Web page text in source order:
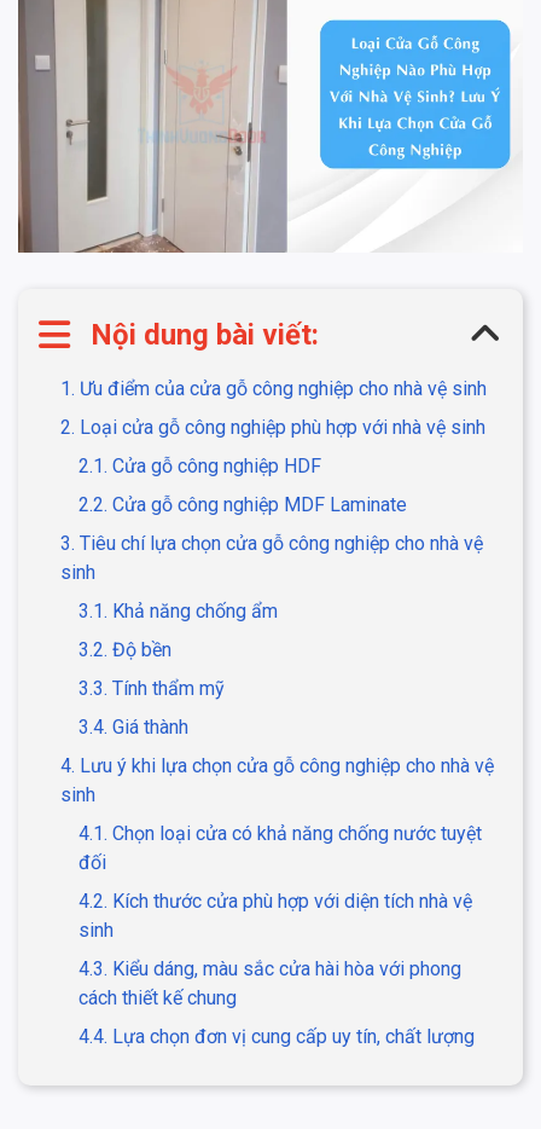
Nội dung bài viết:
1. Ưu điểm của cửa gỗ công nghiệp cho nhà vệ sinh
2. Loại cửa gỗ công nghiệp phù hợp với nhà vệ sinh
2.1. Cửa gỗ công nghiệp HDF
2.2. Cửa gỗ công nghiệp MDF Laminate
3. Tiêu chí lựa chọn cửa gỗ công nghiệp cho nhà vệ
sinh
3.1. Khả năng chống ẩm
3.2. Độ bền
3.3. Tính thẩm mỹ
3.4. Giá thành
4. Lưu ý khi lựa chọn cửa gỗ công nghiệp cho nhà vệ
sinh
4.1. Chọn loại cửa có khả năng chống nước tuyệt
đối
4.2. Kích thước cửa phù hợp với diện tích nhà vệ
sinh
4.3. Kiểu dáng, màu sắc cửa hài hòa với phong
cách thiết kế chung
4.4. Lựa chọn đơn vị cung cấp uy tín, chất lượng